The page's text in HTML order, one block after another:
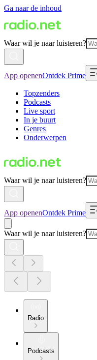
Ga naar de inhoud
Waar wil je naar luisteren?
App openenOntdek Prime
Topzenders
Podcasts
Live sport
In je buurt
Genres
Onderwerpen
Waar wil je naar luisteren?
App openenOntdek Prime
Waar wil je naar luisteren?
Radio
Podcasts